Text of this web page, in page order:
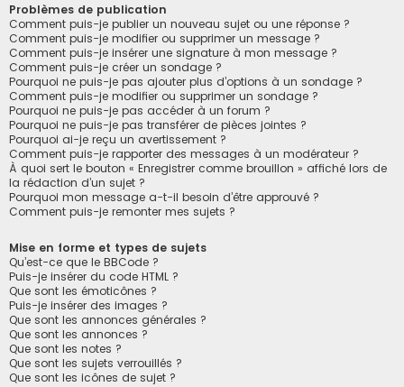
Problèmes de publication
Comment puis-je publier un nouveau sujet ou une réponse ?
Comment puis-je modifier ou supprimer un message ?
Comment puis-je insérer une signature à mon message ?
Comment puis-je créer un sondage ?
Pourquoi ne puis-je pas ajouter plus d’options à un sondage ?
Comment puis-je modifier ou supprimer un sondage ?
Pourquoi ne puis-je pas accéder à un forum ?
Pourquoi ne puis-je pas transférer de pièces jointes ?
Pourquoi ai-je reçu un avertissement ?
Comment puis-je rapporter des messages à un modérateur ?
À quoi sert le bouton « Enregistrer comme brouillon » affiché lors de
la rédaction d’un sujet ?
Pourquoi mon message a-t-il besoin d’être approuvé ?
Comment puis-je remonter mes sujets ?
Mise en forme et types de sujets
Qu’est-ce que le BBCode ?
Puis-je insérer du code HTML ?
Que sont les émoticônes ?
Puis-je insérer des images ?
Que sont les annonces générales ?
Que sont les annonces ?
Que sont les notes ?
Que sont les sujets verrouillés ?
Que sont les icônes de sujet ?